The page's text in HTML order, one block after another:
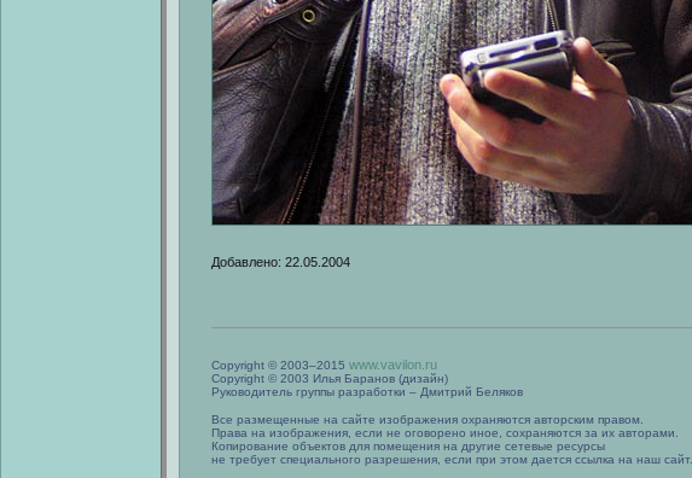
Добавлено: 22.05.2004
Copyright © 2003–2015 www.vavilon.ru
Copyright © 2003 Илья Баранов (дизайн)
Руководитель группы разработки – Дмитрий Беляков
Все размещенные на сайте изображения охраняются авторским правом.
Права на изображения, если не оговорено иное, сохраняются за их авторами.
Копирование объектов для помещения на другие сетевые ресурсы
не требует специального разрешения, если при этом дается ссылка на наш сайт.